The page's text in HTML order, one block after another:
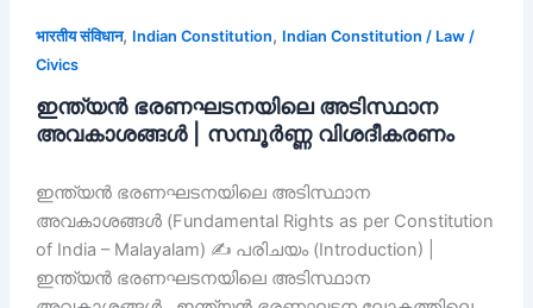
भारतीय संविधान, Indian Constitution, Indian Constitution / Law /
Civics
ഇന്ത്യൻ ഭരണഘടനയിലെ അടിസ്ഥാന
അവകാശങ്ങൾ | സമ്പൂർണ്ണ വിശദീകരണം
ഇന്ത്യൻ ഭരണഘടനയിലെ അടിസ്ഥാന
അവകാശങ്ങൾ (Fundamental Rights as per Constitution
of India – Malayalam) ✍️ പരിചയം (Introduction) |
ഇന്ത്യൻ ഭരണഘടനയിലെ അടിസ്ഥാന